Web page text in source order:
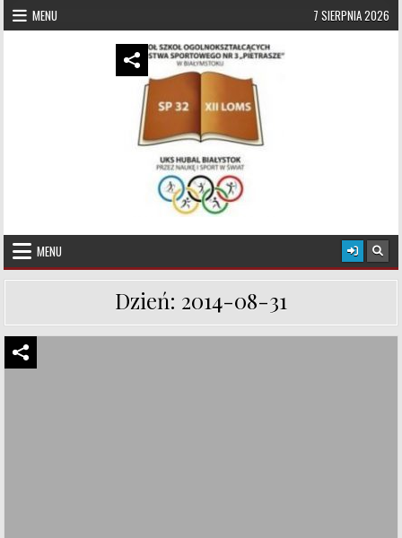
Skip to content
MENU 7 SIERPNIA 2026
UKS Hubal Białystok
MENU
Dzień: 2014-08-31